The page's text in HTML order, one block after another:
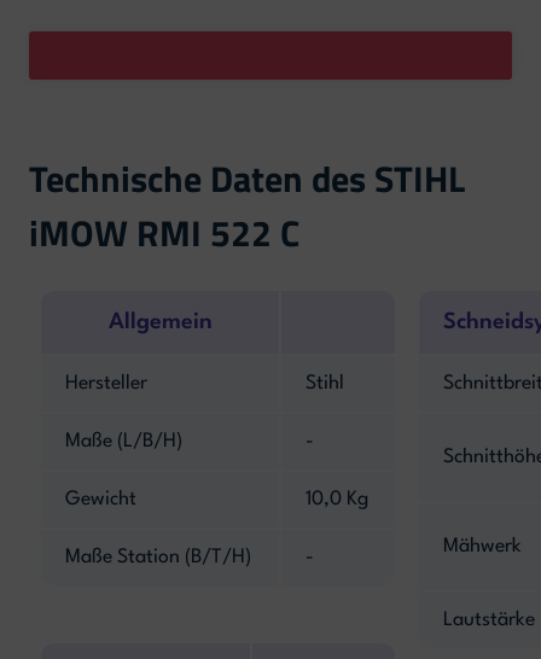
Technische Daten des STIHL
iMOW RMI 522 C
Allgemein
Hersteller Stihl
Maße (L/B/H) -
Gewicht 10,0 Kg
Maße Station (B/T/H) -
Mähwerk
Lautstärke